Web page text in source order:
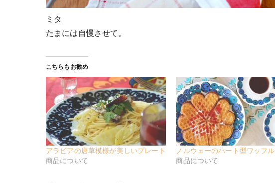
ミタ
たまには自慢させて。
こちらもお勧め
アラビアの唐草模様が美しいプレート
商品について
ノルウェーのハート型ワッフル
商品について